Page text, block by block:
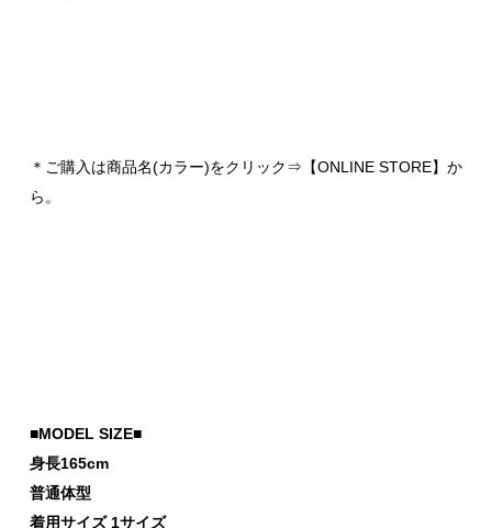
＊ご購入は商品名(カラー)をクリック⇒【ONLINE STORE】か
ら。
■MODEL SIZE■
身長165cm
普通体型
着用サイズ 1サイズ